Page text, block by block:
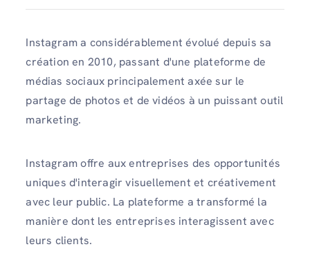
Instagram a considérablement évolué depuis sa
création en 2010, passant d'une plateforme de
médias sociaux principalement axée sur le
partage de photos et de vidéos à un puissant outil
marketing.
Instagram offre aux entreprises des opportunités
uniques d'interagir visuellement et créativement
avec leur public. La plateforme a transformé la
manière dont les entreprises interagissent avec
leurs clients.